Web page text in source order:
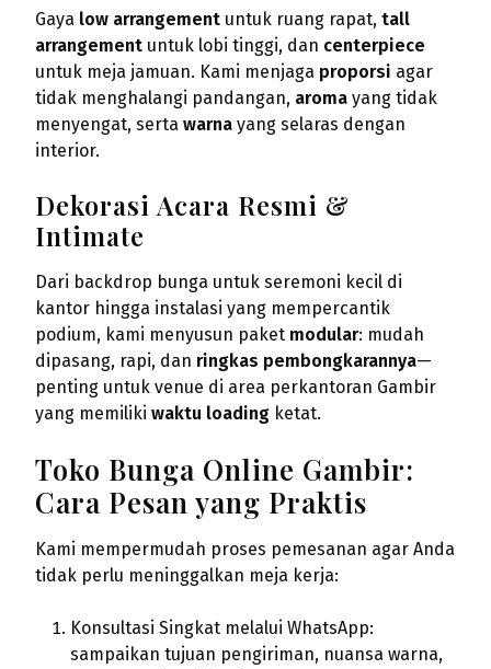
Gaya low arrangement untuk ruang rapat, tall
arrangement untuk lobi tinggi, dan centerpiece
untuk meja jamuan. Kami menjaga proporsi agar
tidak menghalangi pandangan, aroma yang tidak
menyengat, serta warna yang selaras dengan
interior.
Dekorasi Acara Resmi &
Intimate
Dari backdrop bunga untuk seremoni kecil di
kantor hingga instalasi yang mempercantik
podium, kami menyusun paket modular: mudah
dipasang, rapi, dan ringkas pembongkarannya—
penting untuk venue di area perkantoran Gambir
yang memiliki waktu loading ketat.
Toko Bunga Online Gambir:
Cara Pesan yang Praktis
Kami mempermudah proses pemesanan agar Anda
tidak perlu meninggalkan meja kerja:
Konsultasi Singkat melalui WhatsApp:
sampaikan tujuan pengiriman, nuansa warna,